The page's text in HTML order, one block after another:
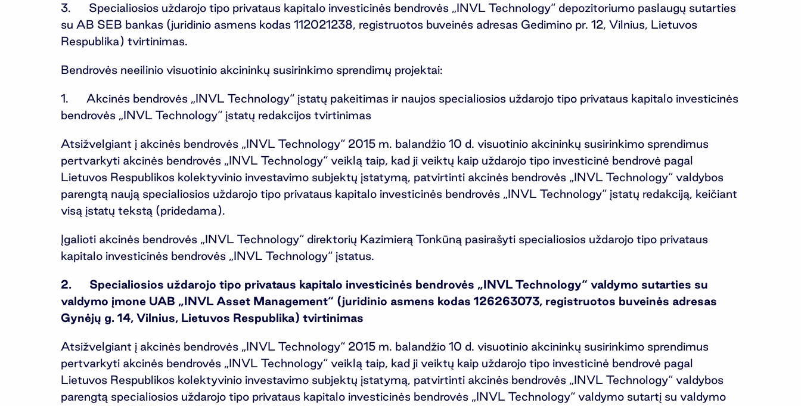
3. Specialiosios uždarojo tipo privataus kapitalo investicinės bendrovės „INVL Technology“ depozitoriumo paslaugų sutarties
su AB SEB bankas (juridinio asmens kodas 112021238, registruotos buveinės adresas Gedimino pr. 12, Vilnius, Lietuvos
Respublika) tvirtinimas.
Bendrovės neeilinio visuotinio akcininkų susirinkimo sprendimų projektai:
1. Akcinės bendrovės „INVL Technology“ įstatų pakeitimas ir naujos specialiosios uždarojo tipo privataus kapitalo investicinės
bendrovės „INVL Technology“ įstatų redakcijos tvirtinimas
Atsižvelgiant į akcinės bendrovės „INVL Technology“ 2015 m. balandžio 10 d. visuotinio akcininkų susirinkimo sprendimus
pertvarkyti akcinės bendrovės „INVL Technology“ veiklą taip, kad ji veiktų kaip uždarojo tipo investicinė bendrovė pagal
Lietuvos Respublikos kolektyvinio investavimo subjektų įstatymą, patvirtinti akcinės bendrovės „INVL Technology“ valdybos
parengtą naują specialiosios uždarojo tipo privataus kapitalo investicinės bendrovės „INVL Technology“ įstatų redakciją, keičiant
visą įstatų tekstą (pridedama).
Įgalioti akcinės bendrovės „INVL Technology“ direktorių Kazimierą Tonkūną pasirašyti specialiosios uždarojo tipo privataus
kapitalo investicinės bendrovės „INVL Technology“ įstatus.
2. Specialiosios uždarojo tipo privataus kapitalo investicinės bendrovės „INVL Technology“ valdymo sutarties su
valdymo įmone UAB „INVL Asset Management“ (juridinio asmens kodas 126263073, registruotos buveinės adresas
Gynėjų g. 14, Vilnius, Lietuvos Respublika) tvirtinimas
Atsižvelgiant į akcinės bendrovės „INVL Technology“ 2015 m. balandžio 10 d. visuotinio akcininkų susirinkimo sprendimus
pertvarkyti akcinės bendrovės „INVL Technology“ veiklą taip, kad ji veiktų kaip uždarojo tipo investicinė bendrovė pagal
Lietuvos Respublikos kolektyvinio investavimo subjektų įstatymą, patvirtinti akcinės bendrovės „INVL Technology“ valdybos
parengtą specialiosios uždarojo tipo privataus kapitalo investicinės bendrovės „INVL Technology“ valdymo sutartį su valdymo